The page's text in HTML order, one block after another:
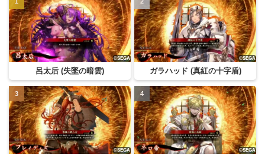
呂太后 (失墜の暗雲) ガラハッド (真紅の十字盾)